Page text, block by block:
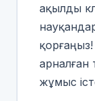
ақылды
арналған
жұмыс